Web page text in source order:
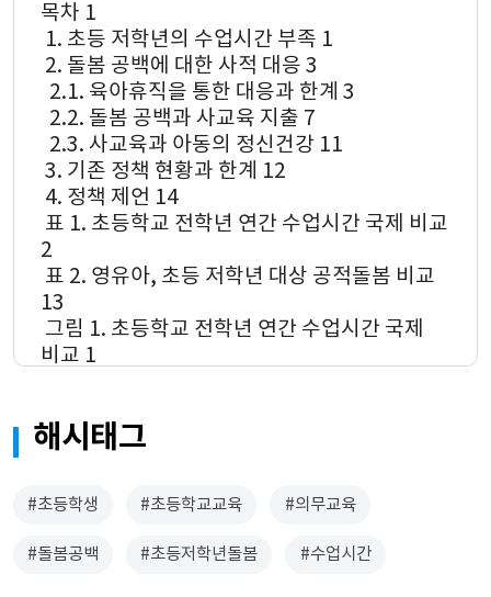
목차 1
1. 초등 저학년의 수업시간 부족 1
2. 돌봄 공백에 대한 사적 대응 3
  2.1. 육아휴직을 통한 대응과 한계 3
  2.2. 돌봄 공백과 사교육 지출 7
  2.3. 사교육과 아동의 정신건강 11
3. 기존 정책 현황과 한계 12
4. 정책 제언 14
2
13
비교 1
그림 4. 육아휴직급여 소득대체율 4
그림 7. 학년별 사교육 참여율 및 지출 7
그림 8. 보육 목적의 사교육 8
그림 9. 맞벌이 가구 여부에 따른 사교육 지출,
해시태그
#초등학생 #초등학교교육 #의무교육
#돌봄공백 #초등저학년돌봄 #수업시간